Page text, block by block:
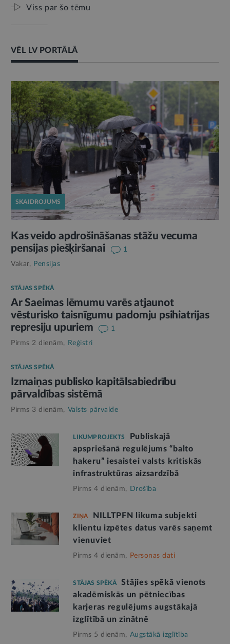
Viss par šo tēmu
VĒL LV PORTĀLĀ
SKAIDROJUMS
Kas veido apdrošināšanas stāžu vecuma
pensijas piešķiršanai
1
Vakar, Pensijas
STĀJAS SPĒKĀ
Ar Saeimas lēmumu varēs atjaunot
vēsturisko taisnīgumu padomju psihiatrijas
represiju upuriem
1
Pirms 2 dienām, Reģistri
STĀJAS SPĒKĀ
Izmaiņas publisko kapitālsabiedrību
pārvaldības sistēmā
Pirms 3 dienām, Valsts pārvalde
LIKUMPROJEKTS
Publiskajā
apspriešanā regulējums “balto
hakeru” iesaistei valsts kritiskās
infrastruktūras aizsardzībā
Pirms 4 dienām, Drošība
ZIŅA
NILLTPFN likuma subjekti
klientu izpētes datus varēs saņemt
vienuviet
Pirms 4 dienām, Personas dati
STĀJAS SPĒKĀ
Stājies spēkā vienots
akadēmiskās un pētniecības
karjeras regulējums augstākajā
izglītībā un zinātnē
Pirms 5 dienām, Augstākā izglītība